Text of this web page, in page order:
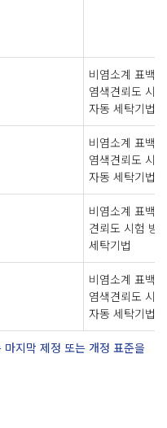
비염소계 표백
염색견뢰도 시
자동 세탁기법
비염소계 표백
염색견뢰도 시
자동 세탁기법
비염소계 표백
견뢰도 시험 방
세탁기법
비염소계 표백
염색견뢰도 시
자동 세탁기법
지막 제정 또는 개정 표준을